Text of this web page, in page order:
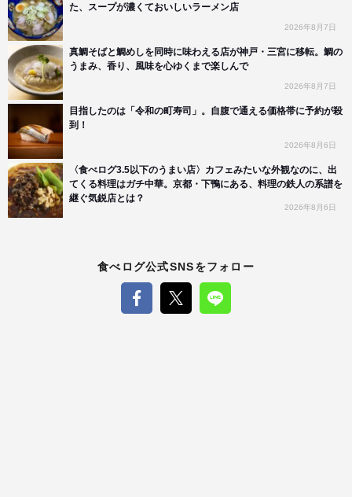
た、スープが濃くておいしいラーメン店
2026年8月7日
真鯛そばと鯛めしを同時に味わえる店が神戸・三宮に移転。鯛の
うまみ、香り、風味を心ゆくまで楽しんで
2026年8月7日
目指したのは「令和の町寿司」。自腹で通える価格帯に予約が殺
到！
2026年8月6日
〈食べログ3.5以下のうまい店〉カフェみたいな外観なのに、出
てくる料理はガチ中華。京都・下鴨にある、料理の鉄人の系譜を
継ぐ気鋭店とは？
2026年8月6日
食べログ公式SNSをフォロー